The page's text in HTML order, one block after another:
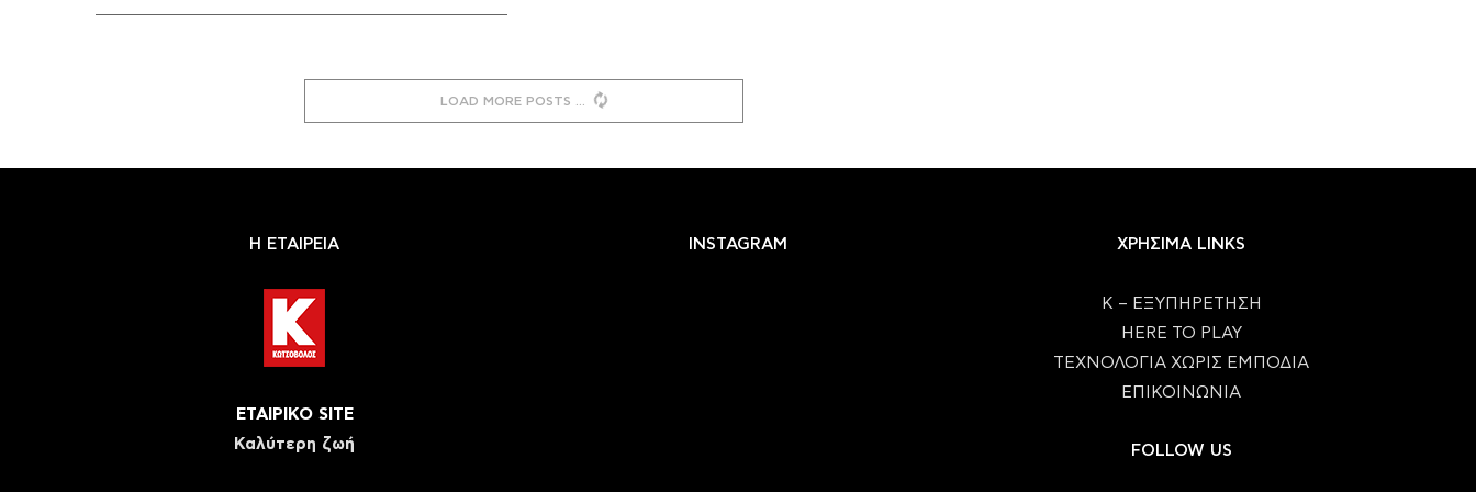
LOAD MORE POSTS
Η ΕΤΑΙΡΕΙΑ
ΕΤΑΙΡΙΚΟ SITE
Καλύτερη ζωή
INSTAGRAM ΧΡΗΣΙΜΑ LINKS
Κ – ΕΞΥΠΗΡΕΤΗΣΗ
HERE TO PLAY
ΤΕΧΝΟΛΟΓΙΑ ΧΩΡΙΣ ΕΜΠΟΔΙΑ
ΕΠΙΚΟΙΝΩΝΙΑ
FOLLOW US